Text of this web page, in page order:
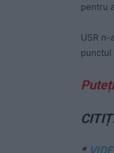
pentru
USR n-
punctul
*